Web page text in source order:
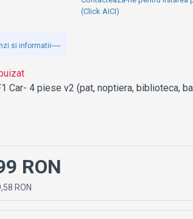
pompier, lenjerie si
si informatii-----
(Click AICI)
Car- 4 piese v2 (pat, noptiera, biblioteca,
RON
RON